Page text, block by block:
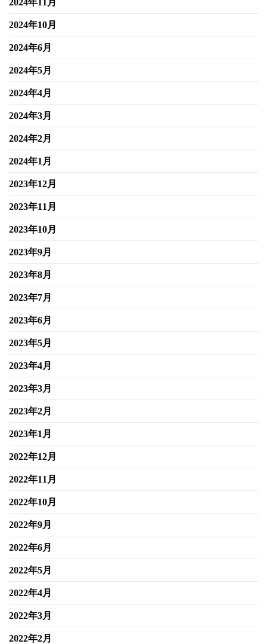
2024年10月
2024年6月
2024年5月
2024年4月
2024年3月
2024年2月
2024年1月
2023年12月
2023年11月
2023年10月
2023年9月
2023年8月
2023年7月
2023年6月
2023年5月
2023年4月
2023年3月
2023年2月
2023年1月
2022年12月
2022年11月
2022年10月
2022年9月
2022年6月
2022年5月
2022年4月
2022年3月
2022年2月